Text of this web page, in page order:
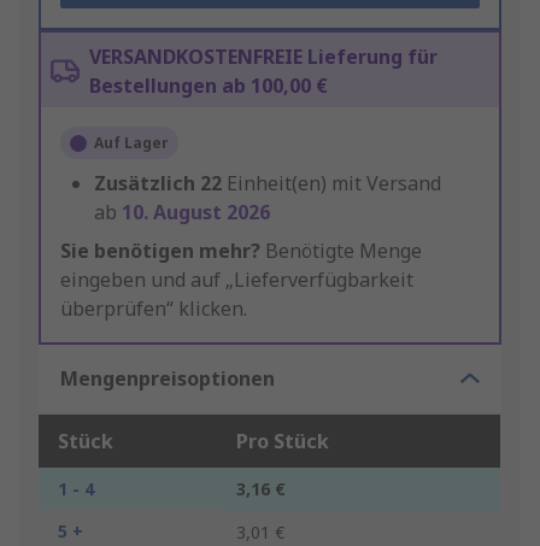
VERSANDKOSTENFREIE Lieferung für
Bestellungen ab 100,00 €
Auf Lager
Zusätzlich 22 Einheit(en) mit Versand
ab 10. August 2026
Sie benötigen mehr? Benötigte Menge
eingeben und auf „Lieferverfügbarkeit
überprüfen“ klicken.
Mengenpreisoptionen
Stück Pro Stück
1 - 4
3,16 €
5 +
3,01 €